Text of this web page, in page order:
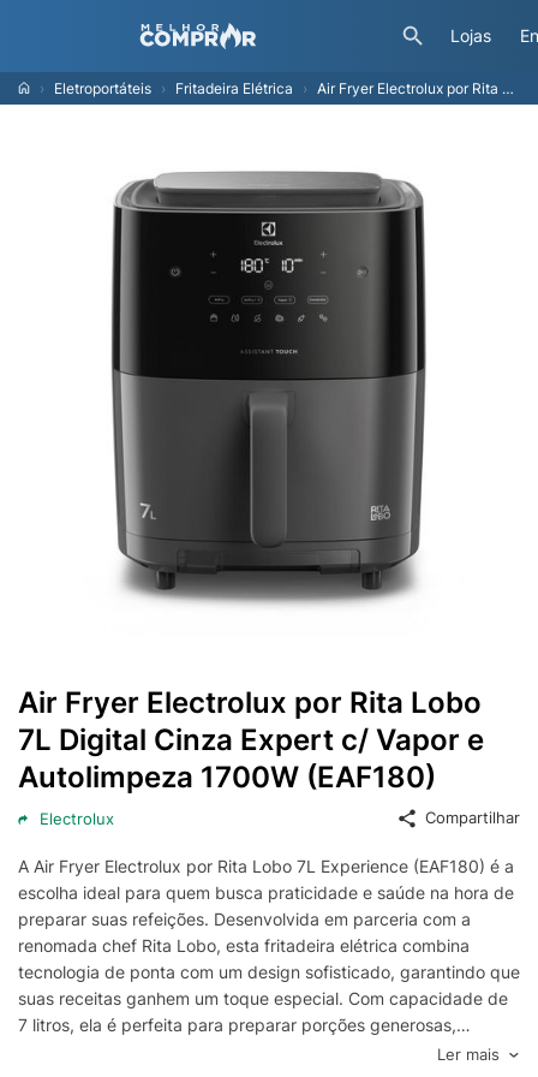
Lojas
Eletroportáteis Fritadeira Elétrica Air Fryer Electrolux por Rita Lobo 7L Digital Cinza Expert c/ Vapor e Autolimpeza 1700W (EAF180)
Air Fryer Electrolux por Rita Lobo
7L Digital Cinza Expert c/ Vapor e
Autolimpeza 1700W (EAF180)
Electrolux Compartilhar
A Air Fryer Electrolux por Rita Lobo 7L Experience (EAF180) é a
escolha ideal para quem busca praticidade e saúde na hora de
preparar suas refeições. Desenvolvida em parceria com a
renomada chef Rita Lobo, esta fritadeira elétrica combina
tecnologia de ponta com um design sofisticado, garantindo que
suas receitas ganhem um toque especial. Com capacidade de
7 litros, ela é perfeita para preparar porções generosas,
atendendo tanto famílias quanto eventos e reuniões comLer mais